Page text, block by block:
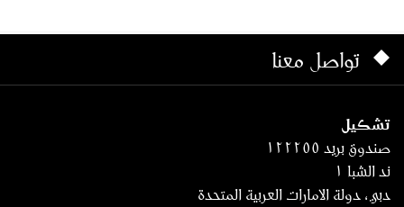
تواصل معنا
تشكيل
صندوق بريد ١٢٢٢٥٥
ند الشبا ١
دبي، دولة الامارات العربية المتحدة